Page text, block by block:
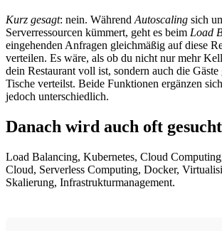
Kurz gesagt: nein. Während Autoscaling sich
Serverressourcen kümmert, geht es beim Load
eingehenden Anfragen gleichmäßig auf diese
verteilen. Es wäre, als ob du nicht nur mehr
dein Restaurant voll ist, sondern auch die
Tische verteilst. Beide Funktionen ergänzen
jedoch unterschiedlich.
Danach wird auch oft
Load Balancing, Kubernetes, Cloud
Cloud, Serverless Computing, Docker,
Skalierung, Infrastrukturmanagement.